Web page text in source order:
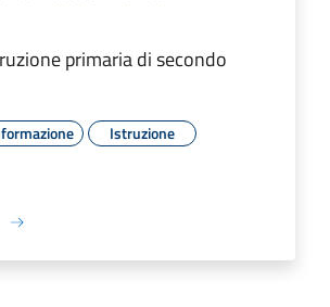
primaria di secondo
Istruzione